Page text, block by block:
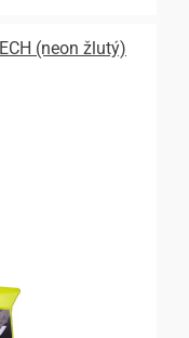
(neon žlutý)